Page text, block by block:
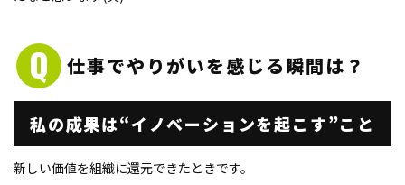
仕事でやりがいを感じる瞬間は？
私の成果は“イノベーションを起こす”こと
新しい価値を組織に還元できたときです。